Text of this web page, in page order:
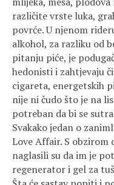
različite vrste luka,
povrće. U njenom
alkohol, za razliku od
pitanju piće, je
hedonisti i zahtjevaju
cigareta, energetskih
nije ni čudo što je na
potreban da bi se
Svakako jedan o
Love Affair. S obzirom
naglasili su da im je
regenerator i gel za